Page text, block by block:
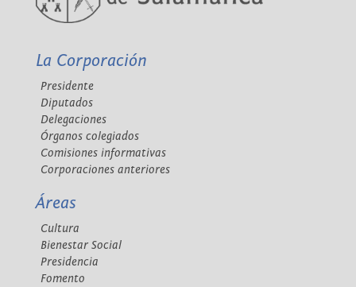
La Corporación
Presidente
Diputados
Delegaciones
Órganos colegiados
Comisiones informativas
Corporaciones anteriores
Áreas
Cultura
Bienestar Social
Presidencia
Fomento